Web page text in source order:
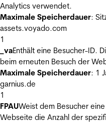
Analytics verwendet.
Maximale Speicherdauer:
assets.voyado.com
1
_vaEnthält eine Besucher-ID.
beim erneuten Besuch der
Maximale Speicherdauer: 1
garnius.de
1
FPAUWeist dem Besucher
Webseite die Anzahl der